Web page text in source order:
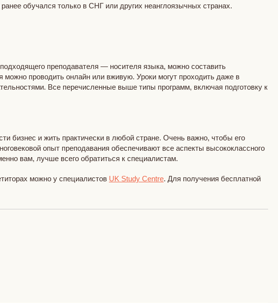
обучался только в СНГ или других неанглоязычных странах.
преподавателя — носителя языка, можно составить
проводить онлайн или вживую. Уроки могут проходить даже в
Все перечисленные выше типы программ, включая подготовку к
бизнес и жить практически в любой стране. Очень важно, чтобы его
опыт преподавания обеспечивают все аспекты высококлассного
вам, лучше всего обратиться к специалистам.
можно у специалистов UK Study Centre. Для получения бесплатной